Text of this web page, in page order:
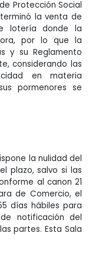
Protección Social
la venta de
lotería donde la
por lo que la
y su Reglamento
considerando las
en materia
pormenores se
la nulidad del
plazo, salvo si las
al canon 21
de Comercio, el
días hábiles para
notificación del
partes. Esta Sala